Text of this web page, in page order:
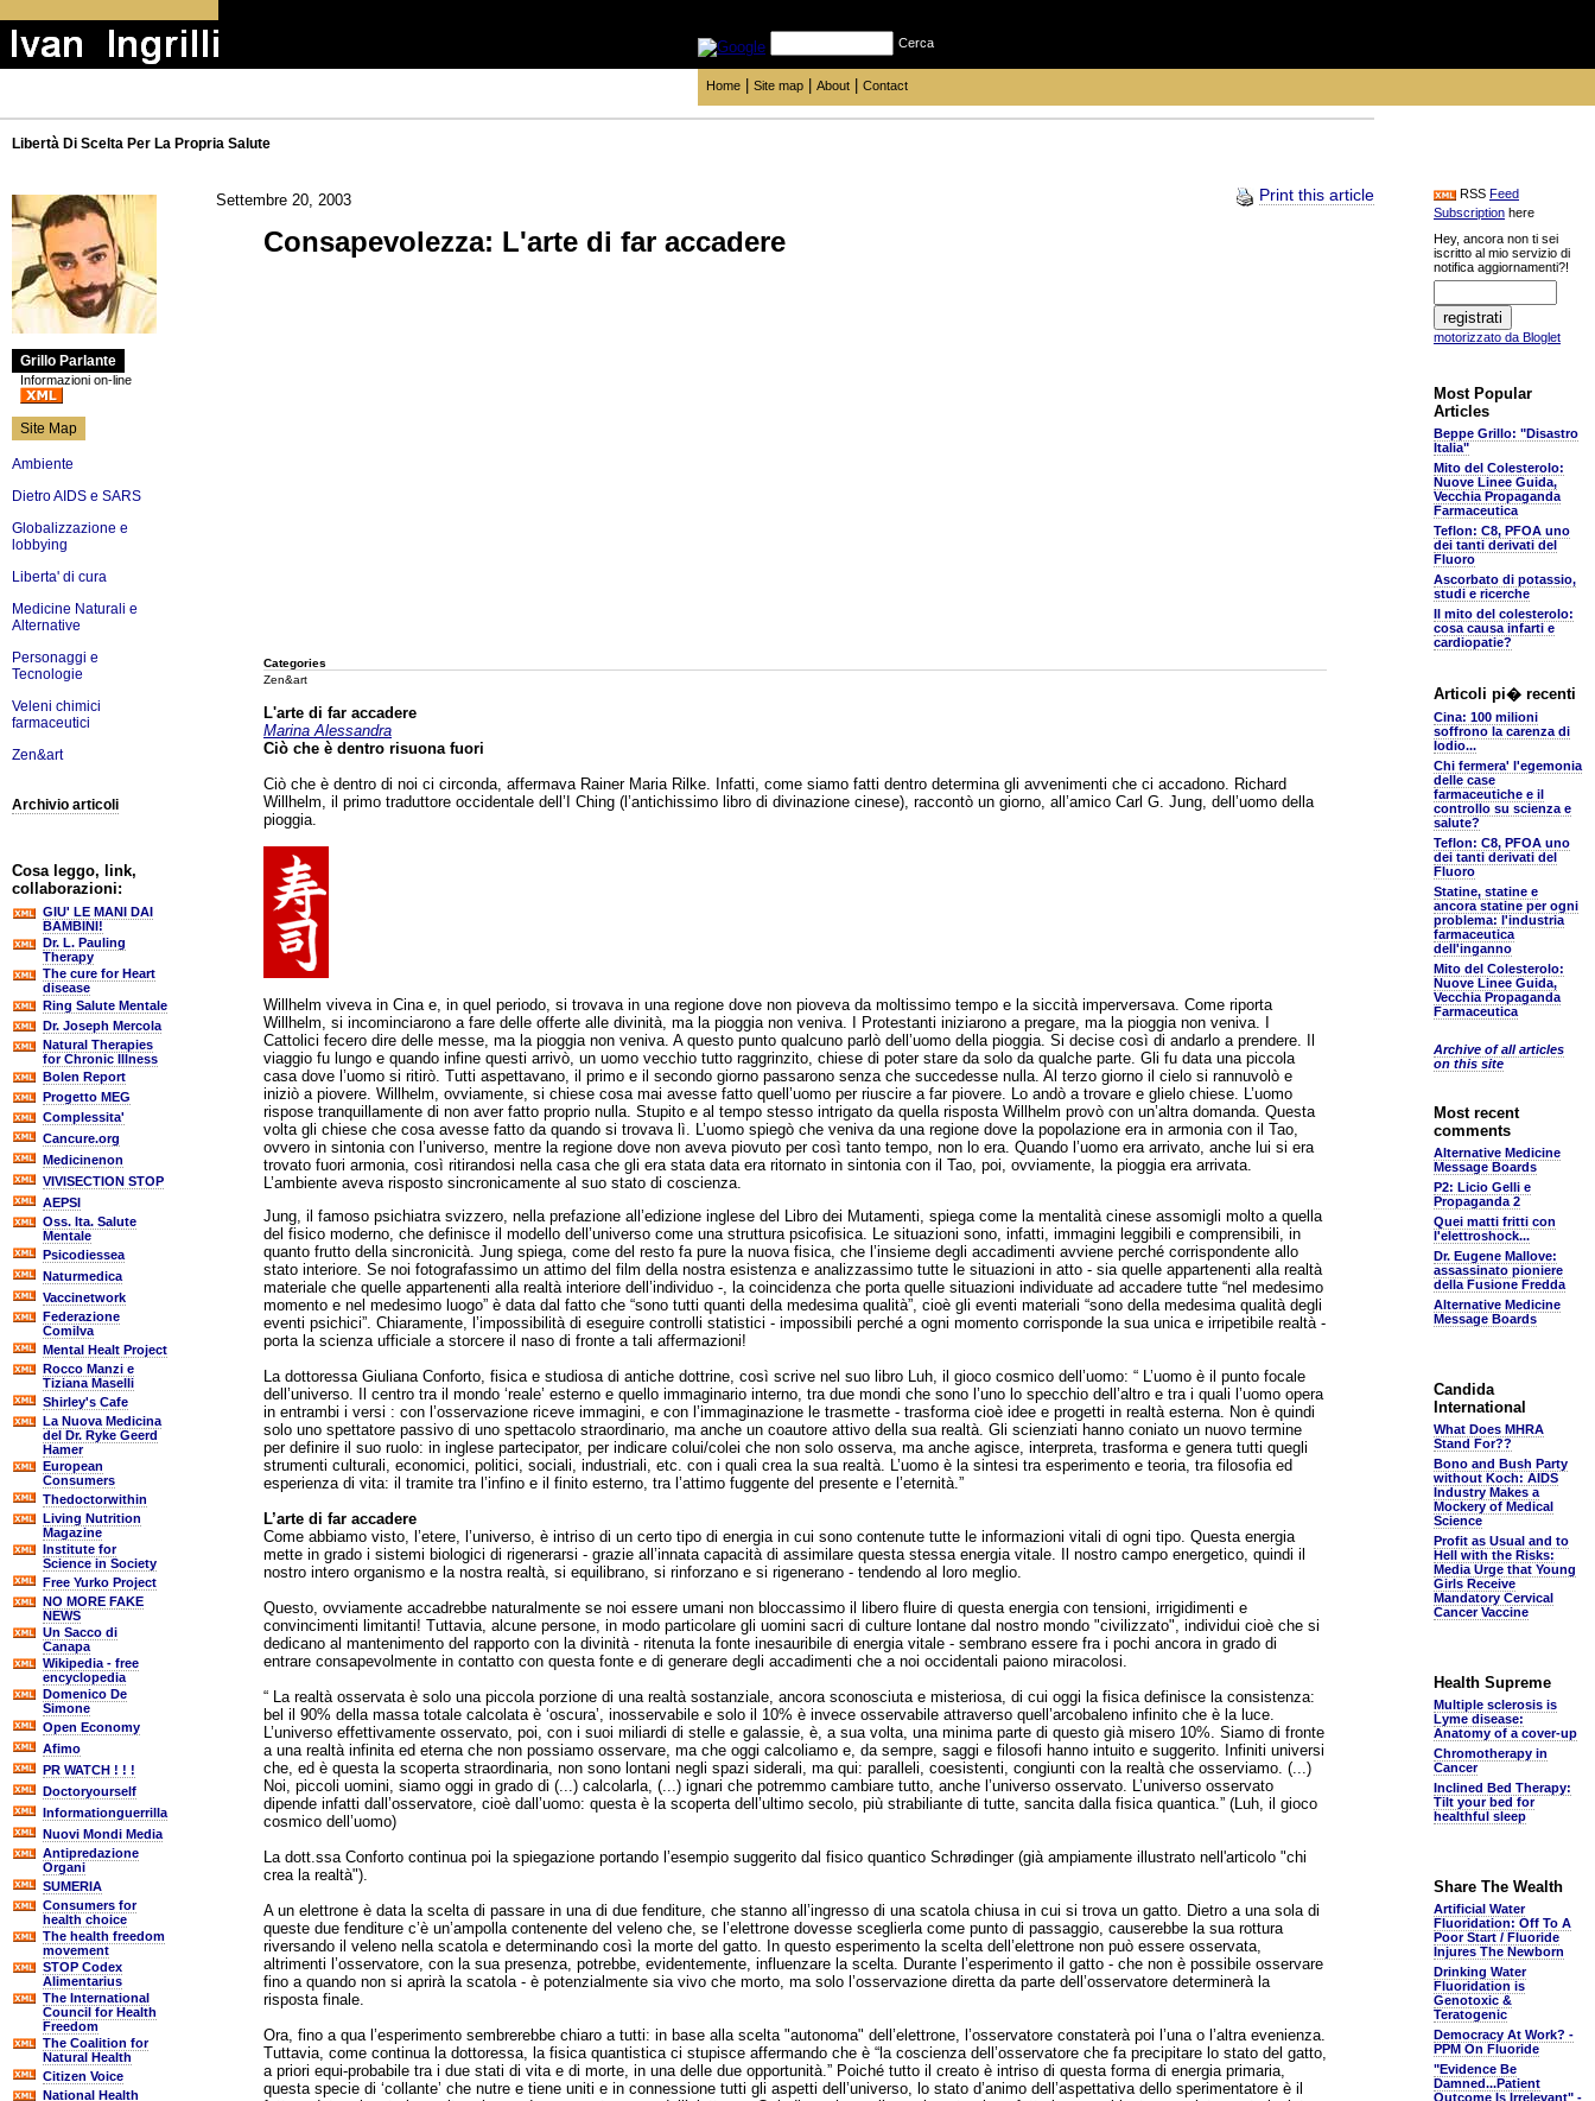
Cerca
Home Site map About Contact
Libertà Di Scelta Per La Propria Salute
Grillo Parlante
Informazioni on-line
Site Map
Ambiente
Dietro AIDS e SARS
Globalizzazione e
lobbying
Liberta' di cura
Medicine Naturali e
Alternative
Personaggi e
Tecnologie
Veleni chimici
farmaceutici
Zen&art
Archivio articoli
Cosa leggo, link,
collaborazioni:
GIU' LE MANI DAI
BAMBINI!
Dr. L. Pauling
Therapy
The cure for Heart
disease
Ring Salute Mentale
Dr. Joseph Mercola
Natural Therapies
for Chronic Illness
Bolen Report
Progetto MEG
Complessita'
Cancure.org
Medicinenon
VIVISECTION STOP
AEPSI
Oss. Ita. Salute
Mentale
Psicodiessea
Naturmedica
Vaccinetwork
Federazione
Comilva
Mental Healt Project
Rocco Manzi e
Tiziana Maselli
Shirley's Cafe
La Nuova Medicina
del Dr. Ryke Geerd
Hamer
European
Consumers
Thedoctorwithin
Living Nutrition
Magazine
Institute for
Science in Society
Free Yurko Project
NO MORE FAKE
NEWS
Un Sacco di
Canapa
Wikipedia - free
encyclopedia
Domenico De
Simone
Open Economy
Afimo
PR WATCH ! ! !
Doctoryourself
Informationguerrilla
Nuovi Mondi Media
Antipredazione
Organi
SUMERIA
Consumers for
health choice
The health freedom
movement
STOP Codex
Alimentarius
The International
Council for Health
Freedom
The Coalition for
Natural Health
Citizen Voice
National Health
Settembre 20, 2003 Print this article
Consapevolezza: L'arte di far accadere
Categories
Zen&art
L'arte di far accadere
Marina Alessandra
Ciò che è dentro risuona fuori
Ciò che è dentro di noi ci circonda, affermava Rainer Maria Rilke. Infatti, come siamo fatti dentro determina gli avvenimenti che ci accadono. Richard
Willhelm, il primo traduttore occidentale dell’I Ching (l’antichissimo libro di divinazione cinese), raccontò un giorno, all’amico Carl G. Jung, dell’uomo della
pioggia.
Willhelm viveva in Cina e, in quel periodo, si trovava in una regione dove non pioveva da moltissimo tempo e la siccità imperversava. Come riporta
Willhelm, si incominciarono a fare delle offerte alle divinità, ma la pioggia non veniva. I Protestanti iniziarono a pregare, ma la pioggia non veniva. I
Cattolici fecero dire delle messe, ma la pioggia non veniva. A questo punto qualcuno parlò dell’uomo della pioggia. Si decise così di andarlo a prendere. Il
viaggio fu lungo e quando infine questi arrivò, un uomo vecchio tutto raggrinzito, chiese di poter stare da solo da qualche parte. Gli fu data una piccola
casa dove l’uomo si ritirò. Tutti aspettavano, il primo e il secondo giorno passarono senza che succedesse nulla. Al terzo giorno il cielo si rannuvolò e
iniziò a piovere. Willhelm, ovviamente, si chiese cosa mai avesse fatto quell’uomo per riuscire a far piovere. Lo andò a trovare e glielo chiese. L’uomo
rispose tranquillamente di non aver fatto proprio nulla. Stupito e al tempo stesso intrigato da quella risposta Willhelm provò con un’altra domanda. Questa
volta gli chiese che cosa avesse fatto da quando si trovava lì. L’uomo spiegò che veniva da una regione dove la popolazione era in armonia con il Tao,
ovvero in sintonia con l’universo, mentre la regione dove non aveva piovuto per così tanto tempo, non lo era. Quando l’uomo era arrivato, anche lui si era
trovato fuori armonia, così ritirandosi nella casa che gli era stata data era ritornato in sintonia con il Tao, poi, ovviamente, la pioggia era arrivata.
L’ambiente aveva risposto sincronicamente al suo stato di coscienza.
Jung, il famoso psichiatra svizzero, nella prefazione all’edizione inglese del Libro dei Mutamenti, spiega come la mentalità cinese assomigli molto a quella
del fisico moderno, che definisce il modello dell’universo come una struttura psicofisica. Le situazioni sono, infatti, immagini leggibili e comprensibili, in
quanto frutto della sincronicità. Jung spiega, come del resto fa pure la nuova fisica, che l’insieme degli accadimenti avviene perché corrispondente allo
stato interiore. Se noi fotografassimo un attimo del film della nostra esistenza e analizzassimo tutte le situazioni in atto - sia quelle appartenenti alla realtà
materiale che quelle appartenenti alla realtà interiore dell’individuo -, la coincidenza che porta quelle situazioni individuate ad accadere tutte “nel medesimo
momento e nel medesimo luogo” è data dal fatto che “sono tutti quanti della medesima qualità”, cioè gli eventi materiali “sono della medesima qualità degli
eventi psichici”. Chiaramente, l’impossibilità di eseguire controlli statistici - impossibili perché a ogni momento corrisponde la sua unica e irripetibile realtà -
porta la scienza ufficiale a storcere il naso di fronte a tali affermazioni!
La dottoressa Giuliana Conforto, fisica e studiosa di antiche dottrine, così scrive nel suo libro Luh, il gioco cosmico dell’uomo: “ L’uomo è il punto focale
dell’universo. Il centro tra il mondo ‘reale’ esterno e quello immaginario interno, tra due mondi che sono l’uno lo specchio dell’altro e tra i quali l’uomo opera
in entrambi i versi : con l’osservazione riceve immagini, e con l’immaginazione le trasmette - trasforma cioè idee e progetti in realtà esterna. Non è quindi
solo uno spettatore passivo di uno spettacolo straordinario, ma anche un coautore attivo della sua realtà. Gli scienziati hanno coniato un nuovo termine
per definire il suo ruolo: in inglese partecipator, per indicare colui/colei che non solo osserva, ma anche agisce, interpreta, trasforma e genera tutti quegli
strumenti culturali, economici, politici, sociali, industriali, etc. con i quali crea la sua realtà. L’uomo è la sintesi tra esperimento e teoria, tra filosofia ed
esperienza di vita: il tramite tra l’infino e il finito esterno, tra l’attimo fuggente del presente e l’eternità.”
L’arte di far accadere
Come abbiamo visto, l’etere, l’universo, è intriso di un certo tipo di energia in cui sono contenute tutte le informazioni vitali di ogni tipo. Questa energia
mette in grado i sistemi biologici di rigenerarsi - grazie all’innata capacità di assimilare questa stessa energia vitale. Il nostro campo energetico, quindi il
nostro intero organismo e la nostra realtà, si equilibrano, si rinforzano e si rigenerano - tendendo al loro meglio.
Questo, ovviamente accadrebbe naturalmente se noi essere umani non bloccassimo il libero fluire di questa energia con tensioni, irrigidimenti e
convincimenti limitanti! Tuttavia, alcune persone, in modo particolare gli uomini sacri di culture lontane dal nostro mondo "civilizzato", individui cioè che si
dedicano al mantenimento del rapporto con la divinità - ritenuta la fonte inesauribile di energia vitale - sembrano essere fra i pochi ancora in grado di
entrare consapevolmente in contatto con questa fonte e di generare degli accadimenti che a noi occidentali paiono miracolosi.
“ La realtà osservata è solo una piccola porzione di una realtà sostanziale, ancora sconosciuta e misteriosa, di cui oggi la fisica definisce la consistenza:
bel il 90% della massa totale calcolata è ‘oscura’, inosservabile e solo il 10% è invece osservabile attraverso quell’arcobaleno infinito che è la luce.
L’universo effettivamente osservato, poi, con i suoi miliardi di stelle e galassie, è, a sua volta, una minima parte di questo già misero 10%. Siamo di fronte
a una realtà infinita ed eterna che non possiamo osservare, ma che oggi calcoliamo e, da sempre, saggi e filosofi hanno intuito e suggerito. Infiniti universi
che, ed è questa la scoperta straordinaria, non sono lontani negli spazi siderali, ma qui: paralleli, coesistenti, congiunti con la realtà che osserviamo. (...)
Noi, piccoli uomini, siamo oggi in grado di (...) calcolarla, (...) ignari che potremmo cambiare tutto, anche l’universo osservato. L’universo osservato
dipende infatti dall’osservatore, cioè dall’uomo: questa è la scoperta dell’ultimo secolo, più strabiliante di tutte, sancita dalla fisica quantica.” (Luh, il gioco
cosmico dell’uomo)
La dott.ssa Conforto continua poi la spiegazione portando l’esempio suggerito dal fisico quantico Schrødinger (già ampiamente illustrato nell'articolo "chi
crea la realtà").
A un elettrone è data la scelta di passare in una di due fenditure, che stanno all’ingresso di una scatola chiusa in cui si trova un gatto. Dietro a una sola di
queste due fenditure c’è un’ampolla contenente del veleno che, se l’elettrone dovesse sceglierla come punto di passaggio, causerebbe la sua rottura
riversando il veleno nella scatola e determinando così la morte del gatto. In questo esperimento la scelta dell’elettrone non può essere osservata,
altrimenti l’osservatore, con la sua presenza, potrebbe, evidentemente, influenzare la scelta. Durante l’esperimento il gatto - che non è possibile osservare
fino a quando non si aprirà la scatola - è potenzialmente sia vivo che morto, ma solo l’osservazione diretta da parte dell’osservatore determinerà la
risposta finale.
Ora, fino a qua l’esperimento sembrerebbe chiaro a tutti: in base alla scelta "autonoma" dell’elettrone, l’osservatore constaterà poi l’una o l’altra evenienza.
Tuttavia, come continua la dottoressa, la fisica quantistica ci stupisce affermando che è “la coscienza dell’osservatore che fa precipitare lo stato del gatto,
a priori equi-probabile tra i due stati di vita e di morte, in una delle due opportunità.” Poiché tutto il creato è intriso di questa forma di energia primaria,
questa specie di ‘collante’ che nutre e tiene uniti e in connessione tutti gli aspetti dell’universo, lo stato d’animo dell’aspettativa dello sperimentatore è il
RSS Feed
Subscription here
Hey, ancora non ti sei
iscritto al mio servizio di
notifica aggiornamenti?!
motorizzato da Bloglet
Most Popular
Articles
Beppe Grillo: "Disastro
Italia"
Mito del Colesterolo:
Nuove Linee Guida,
Vecchia Propaganda
Farmaceutica
Teflon: C8, PFOA uno
dei tanti derivati del
Fluoro
Ascorbato di potassio,
studi e ricerche
Il mito del colesterolo:
cosa causa infarti e
cardiopatie?
Articoli pi� recenti
Cina: 100 milioni
soffrono la carenza di
Iodio...
Chi fermera' l'egemonia
delle case
farmaceutiche e il
controllo su scienza e
salute?
Teflon: C8, PFOA uno
dei tanti derivati del
Fluoro
Statine, statine e
ancora statine per ogni
problema: l'industria
farmaceutica
dell'inganno
Mito del Colesterolo:
Nuove Linee Guida,
Vecchia Propaganda
Farmaceutica
Archive of all articles
on this site
Most recent
comments
Alternative Medicine
Message Boards
P2: Licio Gelli e
Propaganda 2
Quei matti fritti con
l'elettroshock...
Dr. Eugene Mallove:
assassinato pioniere
della Fusione Fredda
Alternative Medicine
Message Boards
Candida
International
What Does MHRA
Stand For??
Bono and Bush Party
without Koch: AIDS
Industry Makes a
Mockery of Medical
Science
Profit as Usual and to
Hell with the Risks:
Media Urge that Young
Girls Receive
Mandatory Cervical
Cancer Vaccine
Health Supreme
Multiple sclerosis is
Lyme disease:
Anatomy of a cover-up
Chromotherapy in
Cancer
Inclined Bed Therapy:
Tilt your bed for
healthful sleep
Share The Wealth
Artificial Water
Fluoridation: Off To A
Poor Start / Fluoride
Injures The Newborn
Drinking Water
Fluoridation is
Genotoxic &
Teratogenic
Democracy At Work? -
PPM On Fluoride
"Evidence Be
Damned...Patient
Outcome Is Irrelevant" -